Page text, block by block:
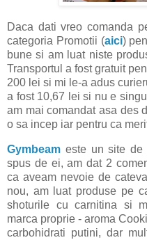
Daca dati vreo comanda
categoria Promotii (aici)
bune si am luat niste
Transportul a fost gratuit
200 lei si mi le-a adus
a fost 10,67 lei si nu e
am mai comandat asa des
o sa incep iar pentru ca
Gymbeam este un site de
spus de ei, am dat 2
ca aveam nevoie de
nou, am luat produse pe
shoturile cu carnitina si
marca proprie - aroma
carbohidrati putini, dar